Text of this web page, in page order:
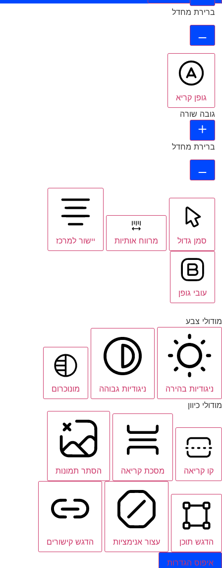
ברירת מחדל
גופן קריא
גובה שורה
ברירת מחדל
סמן גדול מרווח אותיות יישור למרכז
עובי גופן
מודולי צבע
ניגודיות בהירה ניגודיות גבוהה
מונוכרום
מודולי כיוון
קו קריאה מסכת קריאה הסתר תמונות
הדגש תוכן עצור אנימציות הדגש קישורים
איפוס הגדרות